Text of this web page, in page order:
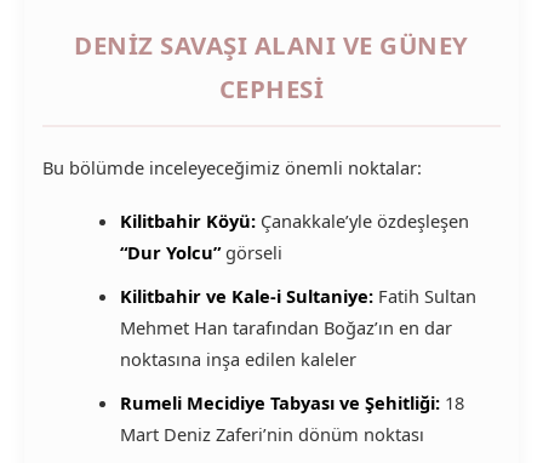
DENIZ SAVAŞI ALANI VE GÜNEY
CEPHESI
Bu bölümde inceleyeceğimiz önemli noktalar:
Kilitbahir Köyü:Çanakkale’yle özdeşleşen
“Dur Yolcu”görseli
Kilitbahir ve Kale-i Sultaniye:Fatih Sultan
Mehmet Han tarafından Boğaz’ın en dar
noktasına inşa edilen kaleler
Rumeli Mecidiye Tabyası ve Şehitliği:18
Mart Deniz Zaferi’nin dönüm noktası